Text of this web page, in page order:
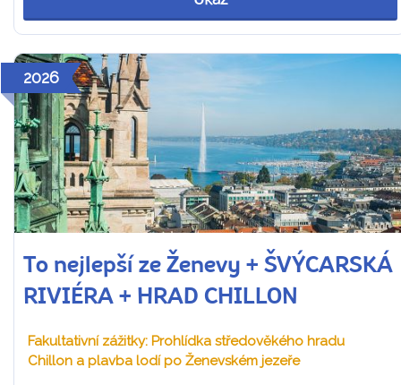
2026
To nejlepší ze Ženevy + ŠVÝCARSKÁ
RIVIÉRA + HRAD CHILLON
Fakultativní zážitky: Prohlídka středověkého hradu
Chillon a plavba lodí po Ženevském jezeře